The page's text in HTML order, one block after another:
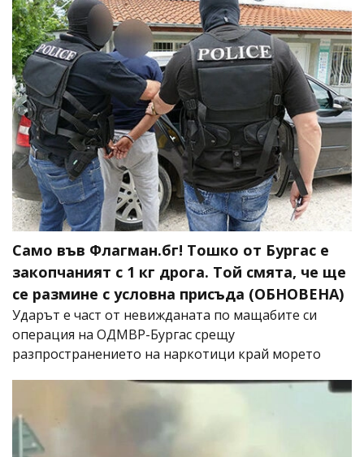
Само във Флагман.бг! Тошко от Бургас е
закопчаният с 1 кг дрога. Той смята, че ще
се размине с условна присъда (ОБНОВЕНА)
Ударът е част от невижданата по мащабите си
операция на ОДМВР-Бургас срещу
разпространението на наркотици край морето